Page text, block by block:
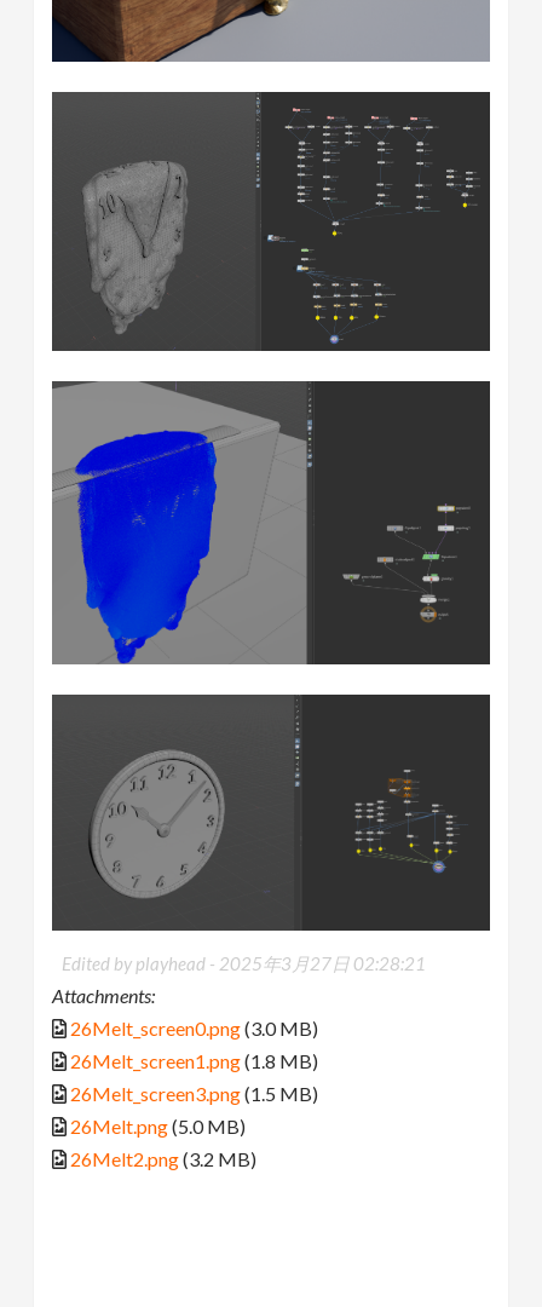
Edited by playhead - 2025年3月27日 02:28:21
Attachments:
26Melt_screen0.png(3.0 MB)
26Melt_screen1.png(1.8 MB)
26Melt_screen3.png(1.5 MB)
26Melt.png(5.0 MB)
26Melt2.png(3.2 MB)